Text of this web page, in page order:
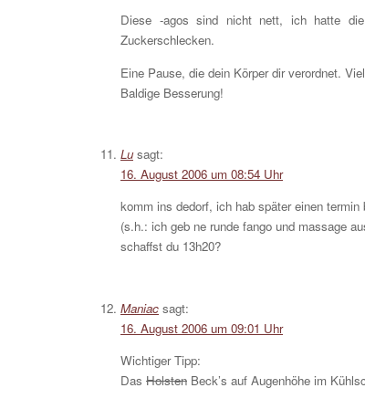
Diese -agos sind nicht nett, ich hatte
Zuckerschlecken.
Eine Pause, die dein Körper dir verordnet.
Baldige Besserung!
Lu sagt:
16. August 2006 um 08:54 Uhr
komm ins dedorf, ich hab später einen
(s.h.: ich geb ne runde fango und massage
schaffst du 13h20?
Maniac sagt:
16. August 2006 um 09:01 Uhr
Wichtiger Tipp:
Das Holsten Beck’s auf Augenhöhe im